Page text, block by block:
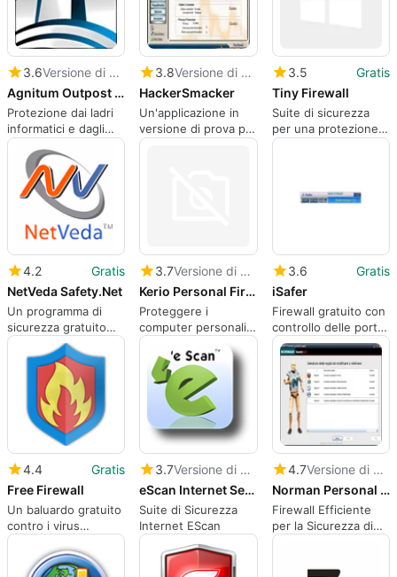
3.6
Versione di prova
Agnitum Outpost Firewall
Protezione dai ladri
informatici e dagli
estorsori online
3.8
Versione di prova
HackerSmacker
Un'applicazione in
versione di prova per
Windows, realizzata
3.5
Gratis
Tiny Firewall
Suite di sicurezza
per una protezione
completa
4.2
Gratis
NetVeda Safety.Net
Un programma di
sicurezza gratuito
per Windows
3.7
Versione di prova
Kerio Personal Firewall
Proteggere i
computer personali
dagli hacker e
dall'uso improprio
interno.
3.6
Gratis
iSafer
Firewall gratuito con
controllo delle porte
e blocco dei PC
4.4
Gratis
Free Firewall
Un baluardo gratuito
contro i virus
informatici
3.7
Versione di prova
eScan Internet Security Suite
Suite di Sicurezza
Internet EScan
4.7
Versione di prova
Norman Personal Firewall
Firewall Efficiente
per la Sicurezza di
Windows